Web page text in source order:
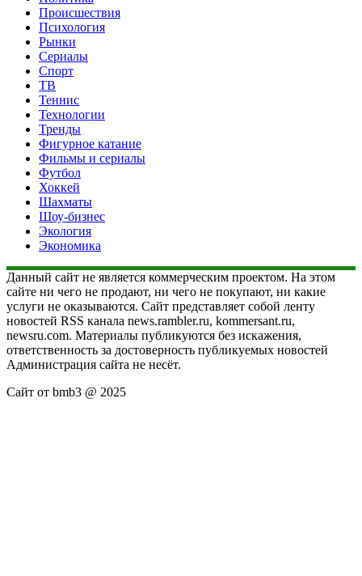
Происшествия
Психология
Рынки
Сериалы
Спорт
ТВ
Теннис
Технологии
Тренды
Фигурное катание
Фильмы и сериалы
Футбол
Хоккей
Шахматы
Шоу-бизнес
Экология
Экономика
Данный сайт не является коммерческим проектом. На этом
сайте ни чего не продают, ни чего не покупают, ни какие
услуги не оказываются. Сайт представляет собой ленту
новостей RSS канала news.rambler.ru, kommersant.ru,
newsru.com. Материалы публикуются без искажения,
ответственность за достоверность публикуемых новостей
Администрация сайта не несёт.
Сайт от bmb3 @ 2025